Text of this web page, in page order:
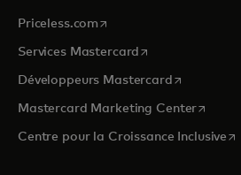
Priceless.com s’ouvre dans un nouvel
Services Mastercard s’ouvre dans un
Développeurs Mastercards’ouvre
Mastercard Marketing Center
Centre pour la Croissance Inclusive